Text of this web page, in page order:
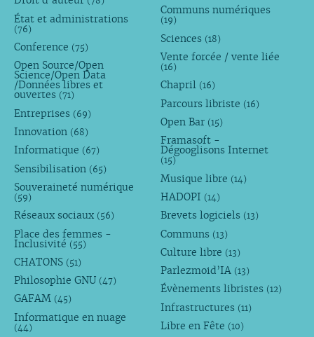
État et administrations
(76)
Conference (75)
Open Source/Open
Science/Open Data
/Données libres et
ouvertes (71)
Entreprises (69)
Innovation (68)
Informatique (67)
Sensibilisation (65)
Souveraineté numérique
(59)
Réseaux sociaux (56)
Place des femmes -
Inclusivité (55)
CHATONS (51)
Philosophie GNU (47)
GAFAM (45)
Informatique en nuage
(44)
Communs numériques
(19)
Sciences (18)
Vente forcée / vente liée
(16)
Chapril (16)
Parcours libriste (16)
Open Bar (15)
Framasoft -
Dégooglisons Internet
(15)
Musique libre (14)
HADOPI (14)
Brevets logiciels (13)
Communs (13)
Culture libre (13)
Parlezmoid’IA (13)
Évènements libristes (12)
Infrastructures (11)
Libre en Fête (10)